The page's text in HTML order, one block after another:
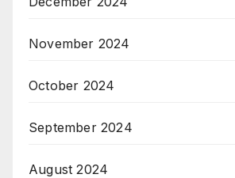
November 2024
October 2024
September 2024
August 2024